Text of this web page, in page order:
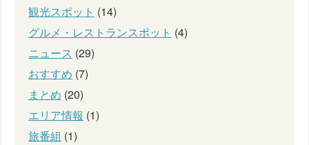
観光スポット (14)
グルメ・レストランスポット (4)
ニュース (29)
おすすめ (7)
まとめ (20)
エリア情報 (1)
旅番組 (1)